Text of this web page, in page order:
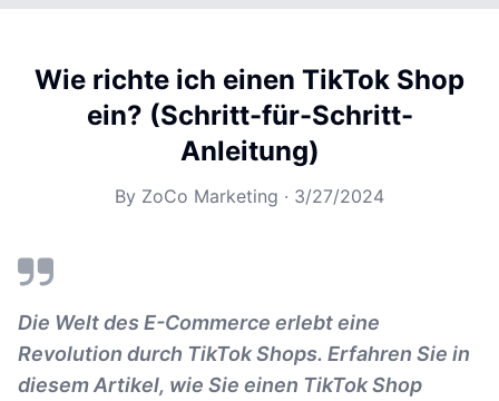
Wie richte ich einen TikTok Shop
ein? (Schritt-für-Schritt-
Anleitung)
By ZoCo Marketing · 3/27/2024
Die Welt des E-Commerce erlebt eine
Revolution durch TikTok Shops. Erfahren Sie in
diesem Artikel, wie Sie einen TikTok Shop